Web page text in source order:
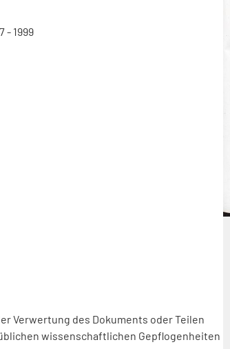
- 1999
Verwertung des Dokuments oder Teilen
wissenschaftlichen Gepflogenheiten